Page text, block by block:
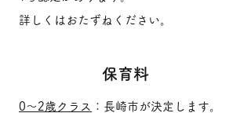
詳しくはおたずねください。
保育料
0～2歳クラス ：長崎市が決定します。